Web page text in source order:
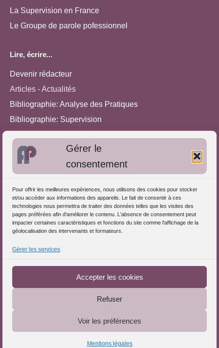
Gérer le
consentement
Pour offrir les meilleures expériences, nous utilisons des cookies pour stocker
et/ou accéder aux informations des appareils. Le fait de consentir à ces
technologies nous permettra de traiter des données telles que les visites des
pages préférées afin d'améliorer le contenu. L'absence de consentement peut
impacter certaines caractéristiques et fonctions du site comme l'affichage de la
géolocalisation des intervenants et formateurs.
Gérer les services
Accepter les cookies
Refuser
Voir les préférences
Mentions légales
La Supervision en France
Le Groupe de parole pofessionnel
Lire, écrire...
Devenir rédacteur
Articles - Actualités
Bibliographie: Analyse des Pratiques
Bibliographie: Supervision
Approches de l'Analyse des pratiques
S'inscrire dans l'Annuaire
Publiez vos formations
Charte déontologique
Le Portail de l'Analyse des Pratiques © 2025 - Tous droits